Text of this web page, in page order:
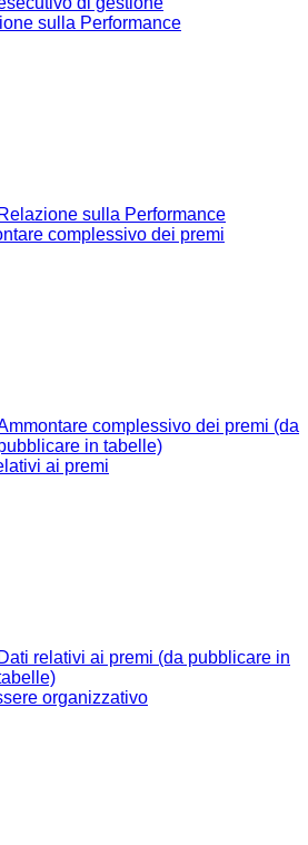
sulla Performance
Relazione sulla Performance
complessivo dei premi
complessivo dei premi (da
in tabelle)
ai premi
Dati relativi ai premi (da pubblicare in
organizzativo